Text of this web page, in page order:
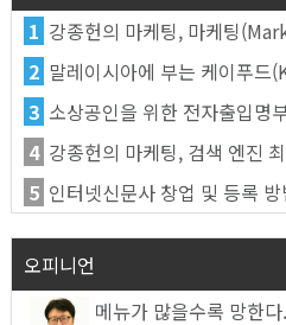
1 강종헌의 마케팅, 마케팅
2 말레이시아에 부는 케이푸드
3 소상공인을 위한 전자출입명
4 강종헌의 마케팅, 검색 엔진 최적화
5 인터넷신문사 창업 및 등록 방
오피니언
메뉴가 많을수록 망한